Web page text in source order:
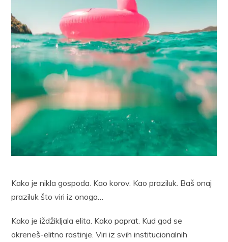
Kako je nikla gospoda. Kao korov. Kao praziluk. Baš onaj
praziluk što viri iz onoga…
Kako je iždžikljala elita. Kako paprat. Kud god se
okreneš-elitno rastinje. Viri iz svih institucionalnih